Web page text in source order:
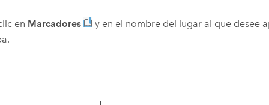
en Marcadores
y en el nombre del lugar al que desee